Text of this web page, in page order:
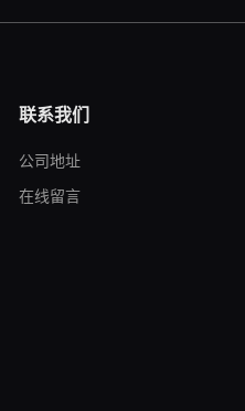
联系我们
公司地址
在线留言